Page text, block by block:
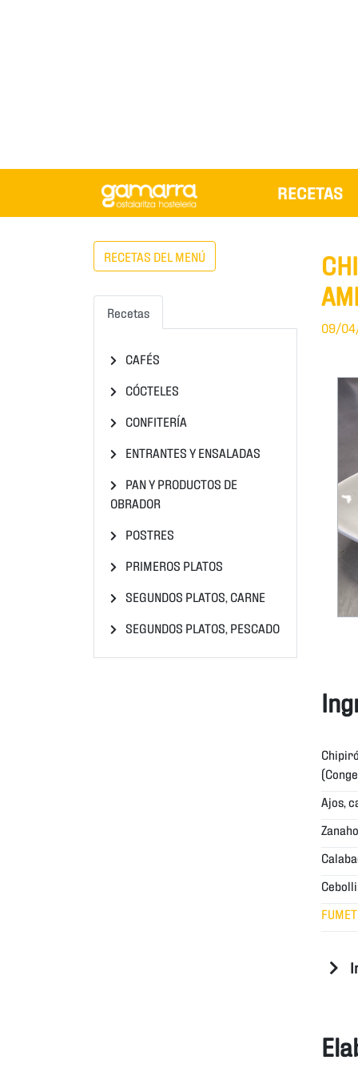
RECETAS
RECETAS DEL MENÚ
Recetas
CAFÉS
CÓCTELES
CONFITERÍA
ENTRANTES Y ENSALADAS
PAN Y PRODUCTOS DE
OBRADOR
POSTRES
PRIMEROS PLATOS
SEGUNDOS PLATOS, CARNE
SEGUNDOS PLATOS, PESCADO
09/
Ajos,
FUMET